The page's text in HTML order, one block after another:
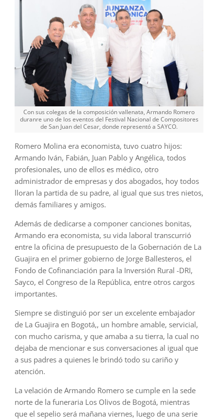
Con sus colegas de la composición vallenata, Armando Romero
duranre uno de los eventos del Festival Nacional de Compositores
de San Juan del Cesar, donde representó a SAYCO.
Romero Molina era economista, tuvo cuatro hijos:
Armando Iván, Fabián, Juan Pablo y Angélica, todos
profesionales, uno de ellos es médico, otro
administrador de empresas y dos abogados, hoy todos
lloran la partida de su padre, al igual que sus tres nietos,
demás familiares y amigos.
Además de dedicarse a componer canciones bonitas,
Armando era economista, su vida laboral transcurrió
entre la oficina de presupuesto de la Gobernación de La
Guajira en el primer gobierno de Jorge Ballesteros, el
Fondo de Cofinanciación para la Inversión Rural -DRI,
Sayco, el Congreso de la República, entre otros cargos
importantes.
Siempre se distinguió por ser un excelente embajador
de La Guajira en Bogotá,, un hombre amable, servicial,
con mucho carisma, y que amaba a su tierra, la cual no
dejaba de mencionar e sus conversaciones al igual que
a sus padres a quienes le brindó todo su cariño y
atención.
La velación de Armando Romero se cumple en la sede
norte de la funeraria Los Olivos de Bogotá, mientras
que el sepelio será mañana viernes, luego de una serie